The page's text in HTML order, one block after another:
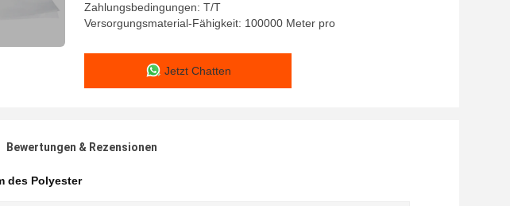
Zahlungsbedingungen: T/T
Versorgungsmaterial-Fähigkeit: 100000 Meter pro
Jetzt Chatten
Bewertungen & Rezensionen
des Polyester